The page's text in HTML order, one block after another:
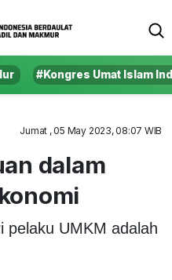
#Kongres Umat Islam
Jumat , 05 May 2023, 08:07 WIB
dalam
pelaku UMKM adalah